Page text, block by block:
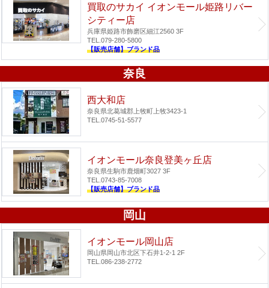
買取のサカイ イオンモール姫路リバー
シティー店
兵庫県姫路市飾磨区細江2560 3F
TEL.079-280-5800
【販売店舗】ブランド品
奈良
西大和店
奈良県北葛城郡上牧町上牧3423-1
TEL.0745-51-5577
イオンモール奈良登美ヶ丘店
奈良県生駒市鹿畑町3027 3F
TEL.0743-85-7008
【販売店舗】ブランド品
岡山
イオンモール岡山店
岡山県岡山市北区下石井1-2-1 2F
TEL.086-238-2772